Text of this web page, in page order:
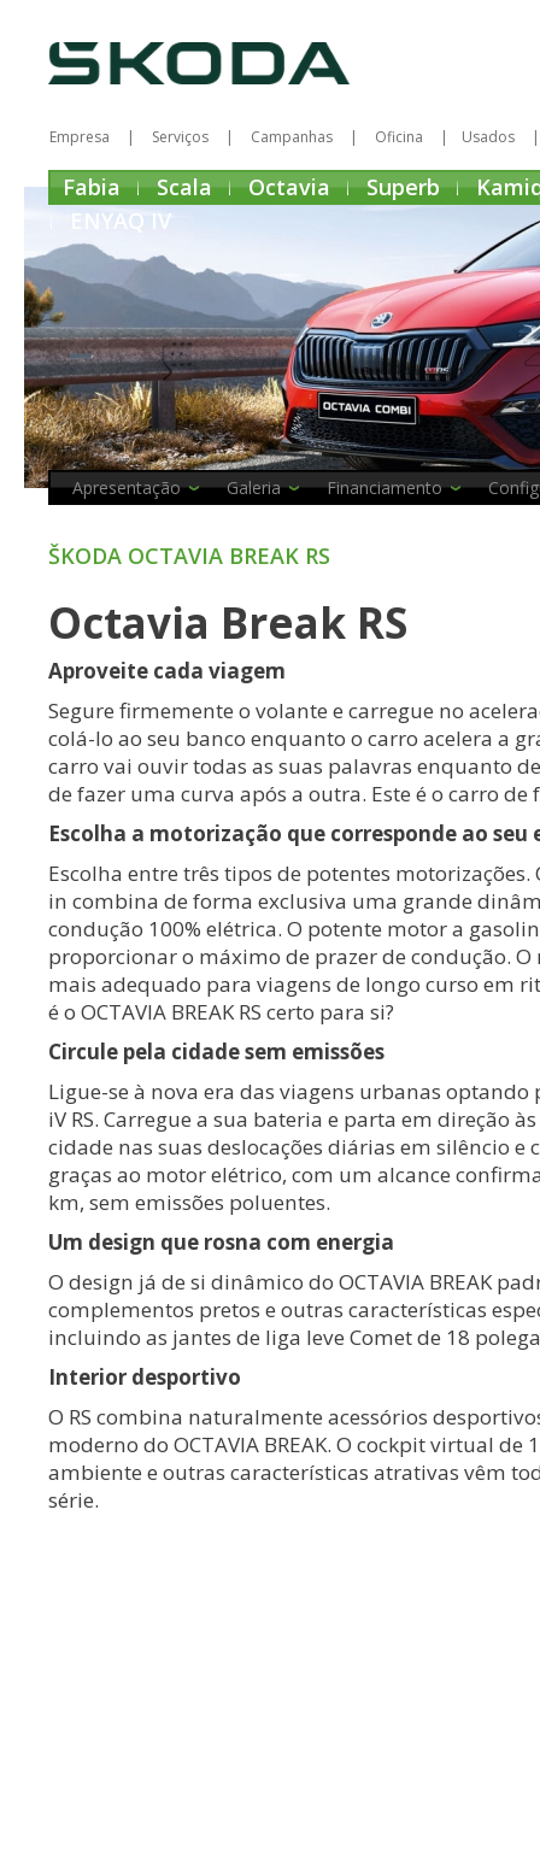
Empresa Serviços Campanhas Oficina Usados
Fabia Scala Octavia Superb
ENYAQ IV
Apresentação Galeria Financiamento
ŠKODA OCTAVIA BREAK RS
Octavia Break RS
Aproveite cada viagem
Segure firmemente o volante e carregue no
colá-lo ao seu banco enquanto o carro acelera a
carro vai ouvir todas as suas palavras enquanto
de fazer uma curva após a outra. Este é o carro
Escolha a motorização que corresponde ao seu
Escolha entre três tipos de potentes motorizações.
in combina de forma exclusiva uma grande
condução 100% elétrica. O potente motor a
proporcionar o máximo de prazer de condução. O
mais adequado para viagens de longo curso em
é o OCTAVIA BREAK RS certo para si?
Circule pela cidade sem emissões
Ligue-se à nova era das viagens urbanas
iV RS. Carregue a sua bateria e parta em direção
cidade nas suas deslocações diárias em silêncio e
graças ao motor elétrico, com um alcance
km, sem emissões poluentes.
Um design que rosna com energia
O design já de si dinâmico do OCTAVIA BREAK
complementos pretos e outras características
incluindo as jantes de liga leve Comet de 18
Interior desportivo
O RS combina naturalmente acessórios
moderno do OCTAVIA BREAK. O cockpit virtual de
ambiente e outras características atrativas vêm
série.